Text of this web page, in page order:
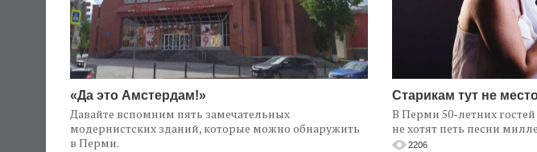
«Да это Амстердам!»
Давайте вспомним пять замечательных
модернистских зданий, которые можно обнаружить
в Перми.
Старикам тут не
В Перми 50-летних
не хотят петь песни
2206